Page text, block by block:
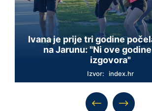
Ivana je prije tri godine
na Jarunu: "Ni ove
izgovora"
Izvor: index.hr